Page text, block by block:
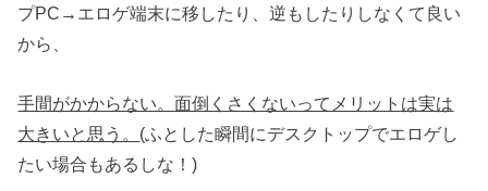
プPC→エロゲ端末に移したり、逆もしたりしなくて良い
から、
手間がかからない。面倒くさくないってメリットは実は
大きいと思う。 (ふとした瞬間にデスクトップでエロゲし
たい場合もあるしな！)